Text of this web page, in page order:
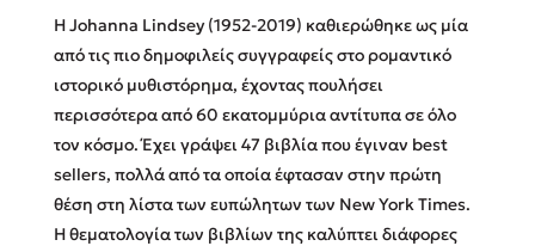
Το λιμάνι μου είσαι εσύ
Ιωάννης Γλωσσόπουλος
Η Johanna Lindsey (1952-2019) καθιερώθηκε ως μία
από τις πιο δημοφιλείς συγγραφείς στο ρομαντικό
ιστορικό μυθιστόρημα, έχοντας πουλήσει
περισσότερα από 60 εκατομμύρια αντίτυπα σε όλο
τον κόσμο. Έχει γράψει 47 βιβλία που έγιναν best
sellers, πολλά από τα οποία έφτασαν στην πρώτη
θέση στη λίστα των ευπώλητων των New York Times.
Η θεματολογία των βιβλίων της καλύπτει διάφορες